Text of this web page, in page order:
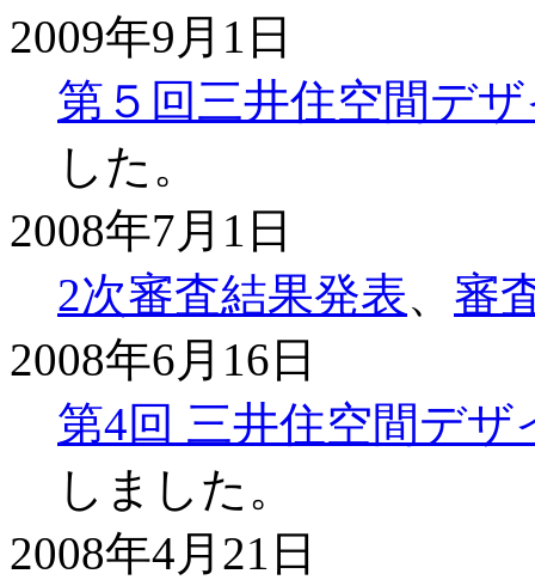
2009年9月1日
第５回三井住空間デ
した。
2008年7月1日
2次審査結果発表、 審
2008年6月16日
第4回 三井住空間デ
しました。
2008年4月21日